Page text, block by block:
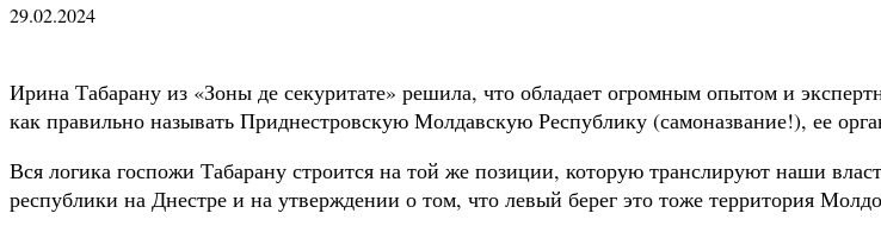
29.02.2024
Ирина Табарану из «Зоны де секуритате» решила, что обладает огромным опытом и
как правильно называть Приднестровскую Молдавскую Республику (самоназвание!), ее
Вся логика госпожи Табарану строится на той же позиции, которую транслируют наши
республики на Днестре и на утверждении о том, что левый берег это тоже территория